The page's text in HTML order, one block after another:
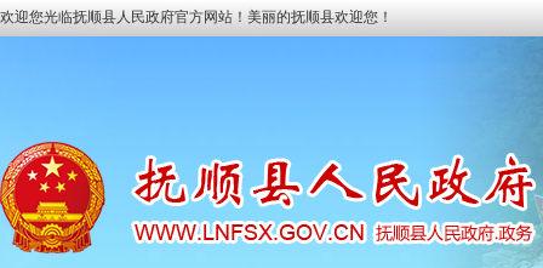
欢迎您光临抚顺县人民政府官方网站！美丽的抚顺县欢迎您！